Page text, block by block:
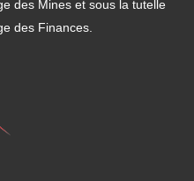
des Mines et sous la tutelle
des Finances.